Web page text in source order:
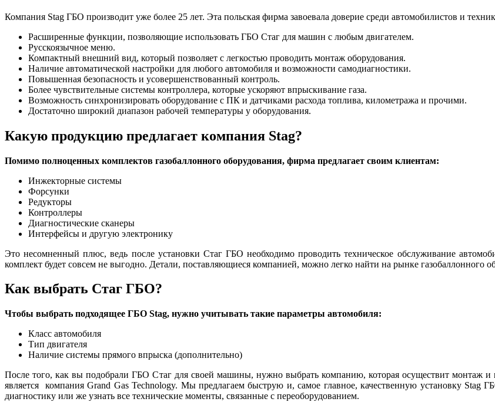
Компания Stag ГБО производит уже более 25 лет. Эта польская фирма завоевала доверие среди автомобилистов и
Расширенные функции, позволяющие использовать ГБО Стаг для машин с любым двигателем.
Русскоязычное меню.
Компактный внешний вид, который позволяет с легкостью проводить монтаж оборудования.
Наличие автоматической настройки для любого автомобиля и возможности самодиагностики.
Повышенная безопасность и усовершенствованный контроль.
Более чувствительные системы контроллера, которые ускоряют впрыскивание газа.
Возможность синхронизировать оборудование с ПК и датчиками расхода топлива, километража и прочими.
Достаточно широкий диапазон рабочей температуры у оборудования.
Какую продукцию предлагает компания Stag?
Помимо полноценных комплектов газобаллонного оборудования, фирма предлагает своим клиентам:
Инжекторные системы
Форсунки
Редукторы
Контроллеры
Диагностические сканеры
Интерфейсы и другую электронику
Это несомненный плюс, ведь после установки Стаг ГБО необходимо проводить техническое обслуживание
комплект будет совсем не выгодно. Детали, поставляющиеся компанией, можно легко найти на рынке газобаллонного
Как выбрать Стаг ГБО?
Чтобы выбрать подходящее ГБО Stag, нужно учитывать такие параметры автомобиля:
Класс автомобиля
Тип двигателя
Наличие системы прямого впрыска (дополнительно)
После того, как вы подобрали ГБО Стаг для своей машины, нужно выбрать компанию, которая осуществит монтаж и
является компания Grand Gas Technology. Мы предлагаем быструю и, самое главное, качественную установку
диагностику или же узнать все технические моменты, связанные с переоборудованием.